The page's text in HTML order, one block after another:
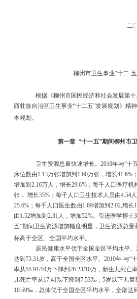
二
柳州市卫生事业“十二·五
根据《柳州市国民经济和社会发展第
西壮族自治区卫生事业“十二五”发展规划》精
本规划。
第一章 “十一五”期间柳州市
卫生资源总量快速增长。 2010年与“十
床位数由1.13万张增加到 1.60万张，增长41.6%
增加到 2.10万人，增长29.6% ；每千人口医疗机
张， 增长35% ；每千人口卫生技术人员由4.54
25.6% ；每千人口医生数由1.69增加到 2.02,增长
由1.52增加到 2.31 人，增加52%。引进医学博士
五”期间卫生资源增加幅度明显，卫生资源总
标高于全区、全国平均水平。
居民健康水平优于全国全区平均水平。
达到 73.31岁，高于全国全区水平。 2010年 与“
率从55.91/10万下降到 26.23/10万，新生儿死亡
儿死亡率从17.41‰下降到 7.53‰ ， 5岁以下儿童
10.59‰ ，总体优于全国全区平均水平，全部达